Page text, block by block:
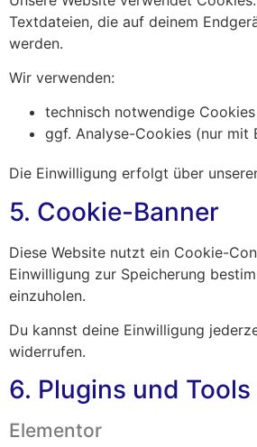
Textdateien, die auf deinem
werden.
Wir verwenden:
technisch notwendige Cookies
ggf. Analyse-Cookies (nur mit
Die Einwilligung erfolgt über
5. Cookie-Banner
Diese Website nutzt ein Cookie-
Einwilligung zur Speicherung
einzuholen.
Du kannst deine Einwilligung
widerrufen.
6. Plugins und Tools
Elementor